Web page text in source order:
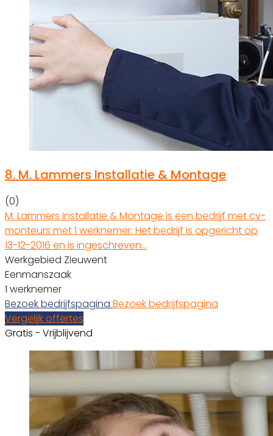
8. M. Lammers Installatie & Montage
(0)
M. Lammers Installatie & Montage is een bedrijf met cv-
monteurs met 1 werknemer. Het bedrijf is opgericht op
13-12-2016 en is ingeschreven…
Werkgebied Zieuwent
Eenmanszaak
1 werknemer
Bezoek bedrijfspagina Bezoek bedrijfspagina
Vergelijk offertes
Gratis - Vrijblijvend